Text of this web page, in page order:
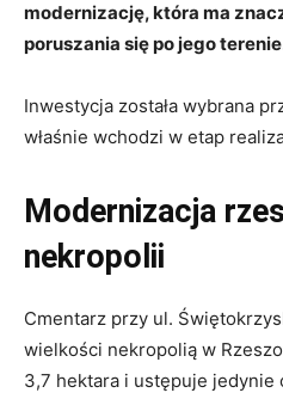
modernizację, która ma
poruszania się po jego
Inwestycja została wybrana
właśnie wchodzi w etap
Modernizacja
nekropolii
Cmentarz przy ul.
wielkości nekropolią w
3,7 hektara i ustępuje jedynie